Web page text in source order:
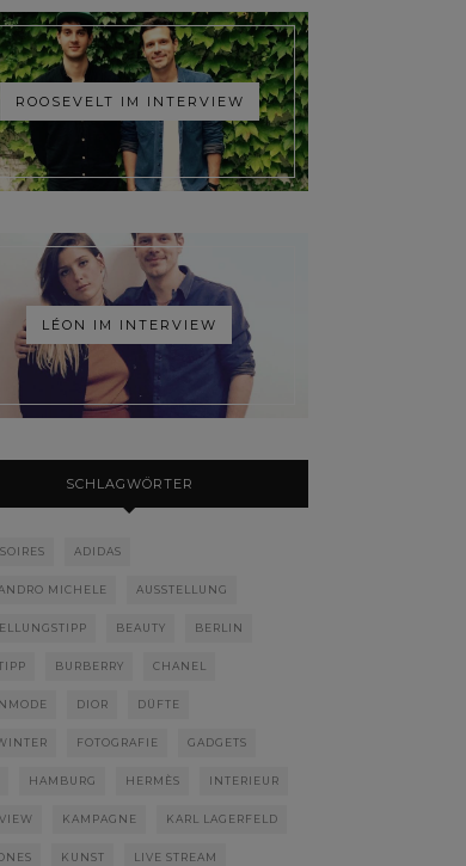
ROOSEVELT IM INTERVIEW
LÉON IM INTERVIEW
SCHLAGWÖRTER
ADIDAS
MICHELE AUSSTELLUNG
BEAUTY BERLIN
BURBERRY CHANEL
DIOR DÜFTE
FOTOGRAFIE GADGETS
HAMBURG HERMÈS INTERIEUR
KAMPAGNE KARL LAGERFELD
KUNST LIVE STREAM